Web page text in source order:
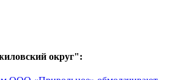
округ":